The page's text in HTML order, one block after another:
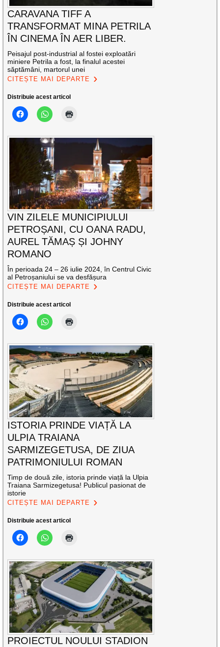
CARAVANA TIFF A
TRANSFORMAT MINA PETRILA
ÎN CINEMA ÎN AER LIBER.
Peisajul post-industrial al fostei exploatări
miniere Petrila a fost, la finalul acestei
săptămâni, martorul unei
CITEȘTE MAI DEPARTE
Distribuie acest articol
VIN ZILELE MUNICIPIULUI
PETROȘANI, CU OANA RADU,
AUREL TĂMAȘ ȘI JOHNY
ROMANO
În perioada 24 – 26 iulie 2024, în Centrul Civic
al Petroșaniului se va desfășura
CITEȘTE MAI DEPARTE
Distribuie acest articol
ISTORIA PRINDE VIAȚĂ LA
ULPIA TRAIANA
SARMIZEGETUSA, DE ZIUA
PATRIMONIULUI ROMAN
Timp de două zile, istoria prinde viață la Ulpia
Traiana Sarmizegetusa! Publicul pasionat de
istorie
CITEȘTE MAI DEPARTE
Distribuie acest articol
PROIECTUL NOULUI STADION